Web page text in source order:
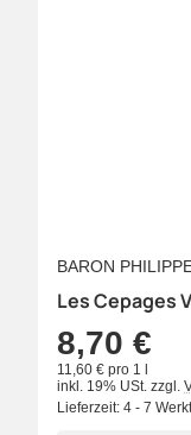
BARON
Les Cepages
8,70 €
11,60 € pro 1 l
inkl. 19% USt. zzgl.
Lieferzeit: 4 - 7